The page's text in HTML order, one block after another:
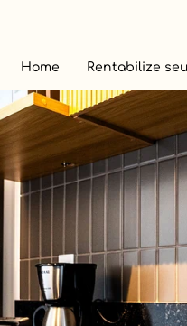
Home Rentabilize